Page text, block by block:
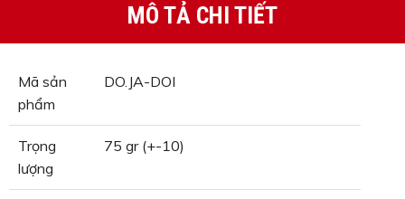
MÔ TẢ CHI TIẾT
Mã sản
phẩm
DO.JA-DOI
Trọng
lượng
75 gr (+-10)